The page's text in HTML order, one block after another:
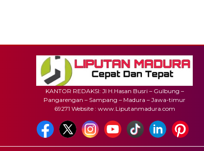
KANTOR REDAKSI: Jl H.Hasan Busri – Gulbung –
Pangarengan – Sampang – Madura – Jawa-timur
69271 Website : www.Liputanmadura.com